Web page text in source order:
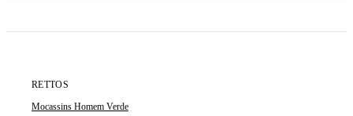
RETTOS
Mocassins Homem Verde